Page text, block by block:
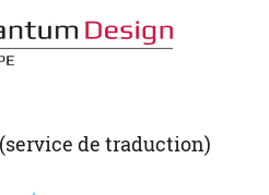
de traduction)